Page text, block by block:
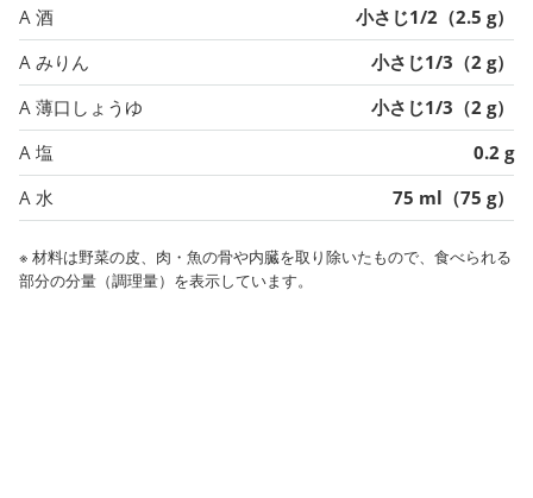
A 酒
小さじ1/2（2.5 g）
A みりん
小さじ1/3（2 g）
A 薄口しょうゆ
小さじ1/3（2 g）
A 塩
0.2 g
A 水
75 ml（75 g）
※ 材料は野菜の皮、肉・魚の骨や内臓を取り除いたもので、食べられる
部分の分量（調理量）を表示しています。